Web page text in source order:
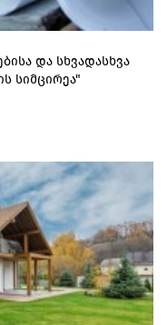
და სხვადასხვა
სიმცირეა"